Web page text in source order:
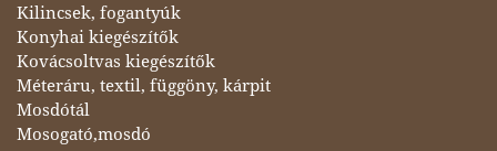
Kilincsek, fogantyúk
Konyhai kiegészítők
Kovácsoltvas kiegészítők
Méteráru, textil, függöny, kárpit
Mosdótál
Mosogató,mosdó